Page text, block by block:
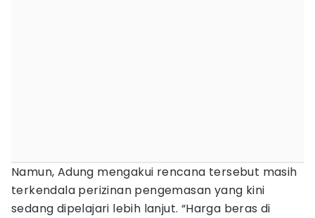
Namun, Adung mengakui rencana tersebut masih
terkendala perizinan pengemasan yang kini
sedang dipelajari lebih lanjut. “Harga beras di